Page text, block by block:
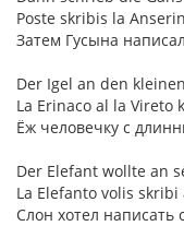
Poste skribis la
Затем Гусына
Der Igel an den
La Erinaco al la Vireto
Ёж человечку с
Der Elefant wollte an
La Elefanto volis
Слон хотел